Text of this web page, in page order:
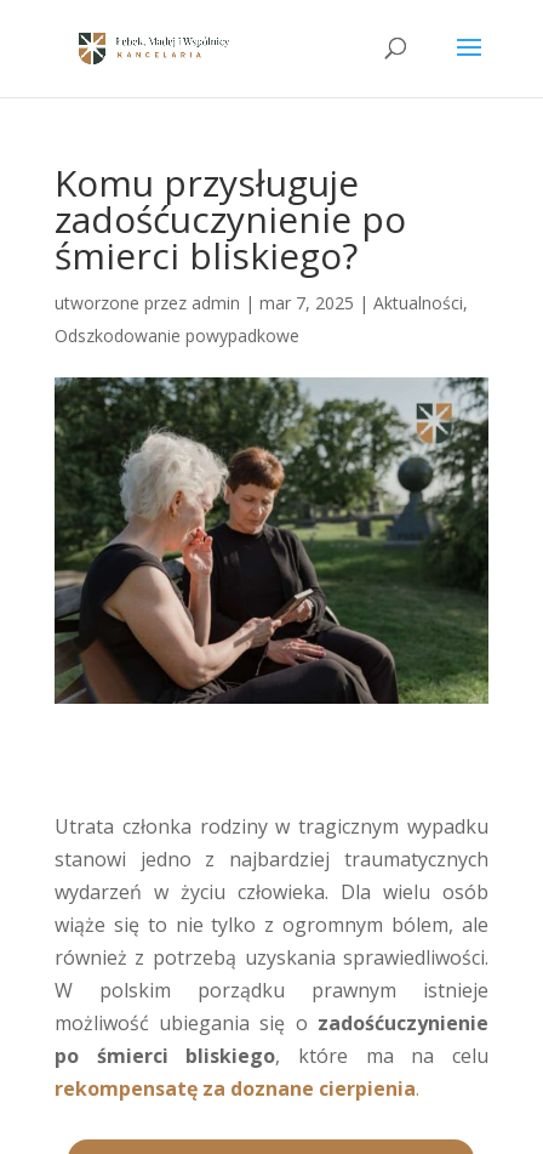
Komu przysługuje
zadośćuczynienie po
śmierci bliskiego?
utworzone przez admin | mar 7, 2025 | Aktualności,
Odszkodowanie powypadkowe
Utrata członka rodziny w tragicznym wypadku
stanowi jedno z najbardziej traumatycznych
wydarzeń w życiu człowieka. Dla wielu osób
wiąże się to nie tylko z ogromnym bólem, ale
również z potrzebą uzyskania sprawiedliwości.
W polskim porządku prawnym istnieje
możliwość ubiegania się o zadośćuczynienie
po śmierci bliskiego, które ma na celu
rekompensatę za doznane cierpienia.